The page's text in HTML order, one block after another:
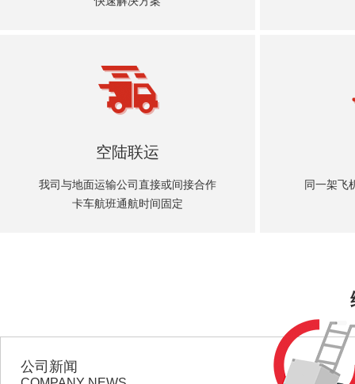
空陆联运
我司与地面运输公司直接或间接合作
卡车航班通航时间固定
同一架飞
公司新闻